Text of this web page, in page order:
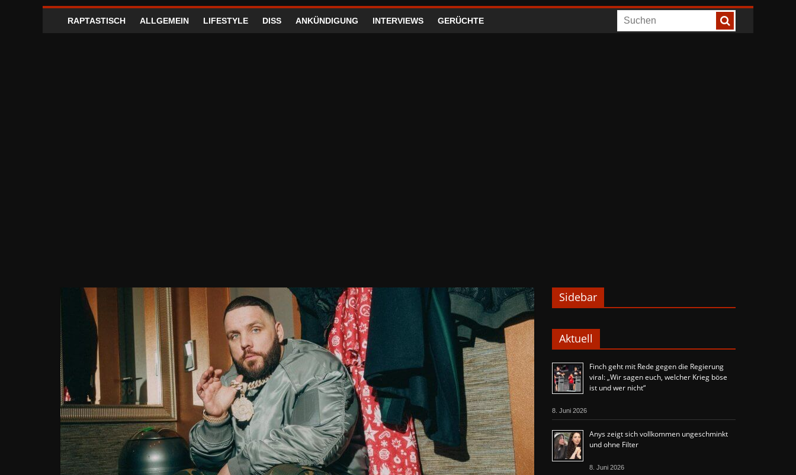
RAPTASTISCH ALLGEMEIN LIFESTYLE DISS ANKÜNDIGUNG INTERVIEWS GERÜCHTE
Sidebar
Aktuell
Finch geht mit Rede gegen die Regierung
viral: „Wir sagen euch, welcher Krieg böse
ist und wer nicht“
8. Juni 2026
Anys zeigt sich vollkommen ungeschminkt
und ohne Filter
8. Juni 2026